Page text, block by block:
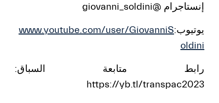
إنستاجرام @giovanni_soldini
يوتيوب:www.youtube.com/user/GiovanniS
oldini
رابط متابعة السباق:
https://yb.tl/transpac2023